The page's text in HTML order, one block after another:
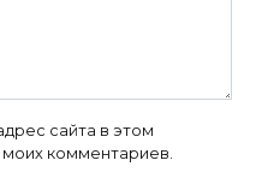
сайта в этом
комментариев.